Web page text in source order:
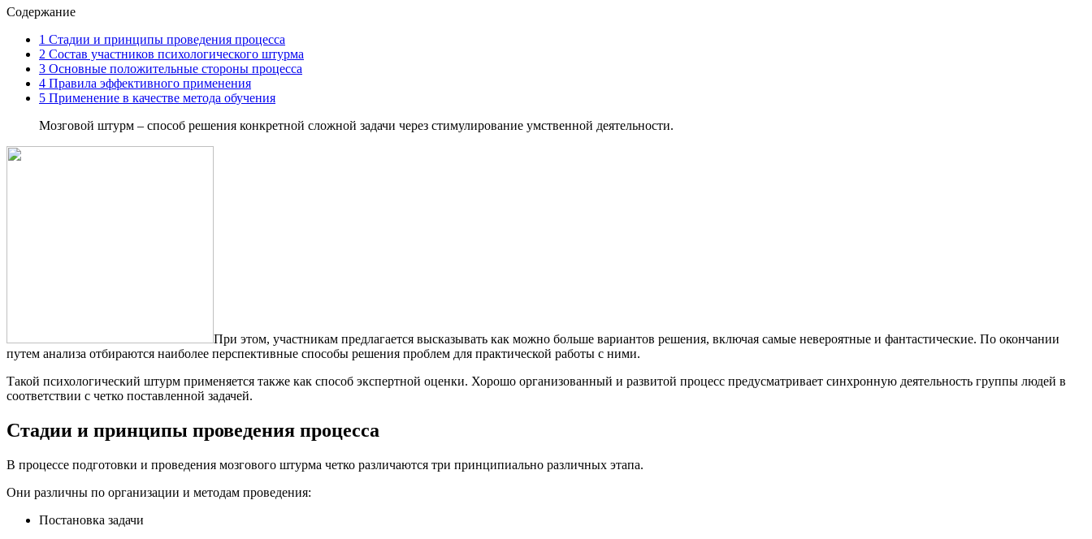
Содержание
1 Стадии и принципы проведения процесса
2 Состав участников психологического штурма
3 Основные положительные стороны процесса
4 Правила эффективного применения
5 Применение в качестве метода обучения
Мозговой штурм – способ решения конкретной сложной задачи через стимулирование умственной деятельности.
При этом, участникам предлагается высказывать как можно больше вариантов решения, включая самые невероятные и фантастические. По окончании
путем анализа отбираются наиболее перспективные способы решения проблем для практической работы с ними.
Такой психологический штурм применяется также как способ экспертной оценки. Хорошо организованный и развитой процесс предусматривает синхронную деятельность группы людей в
соответствии с четко поставленной задачей.
Стадии и принципы проведения процесса
В процессе подготовки и проведения мозгового штурма четко различаются три принципиально различных этапа.
Они различны по организации и методам проведения:
Постановка задачи